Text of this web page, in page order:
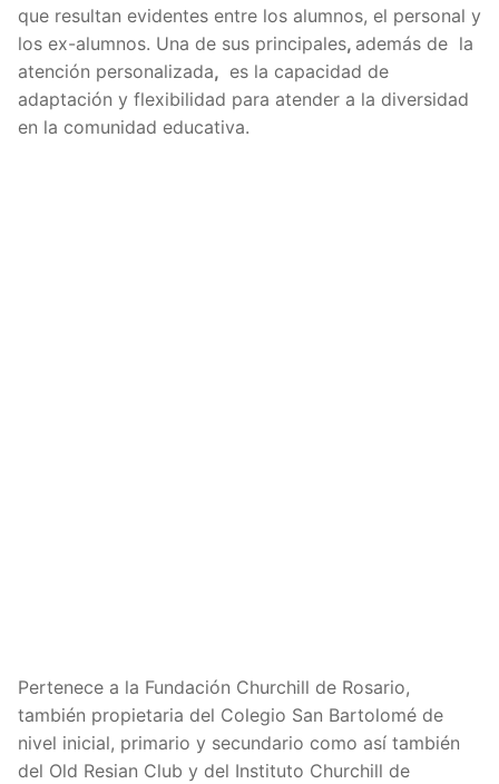
que resultan evidentes entre los alumnos, el personal y
los ex-alumnos. Una de sus principales, además de la
atención personalizada, es la capacidad de
adaptación y flexibilidad para atender a la diversidad
en la comunidad educativa.
Pertenece a la Fundación Churchill de Rosario,
también propietaria del Colegio San Bartolomé de
nivel inicial, primario y secundario como así también
del Old Resian Club y del Instituto Churchill de